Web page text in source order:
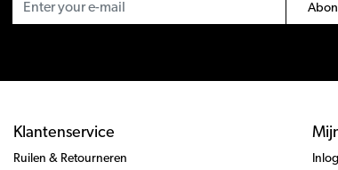
Klantenservice
Ruilen & Retourneren